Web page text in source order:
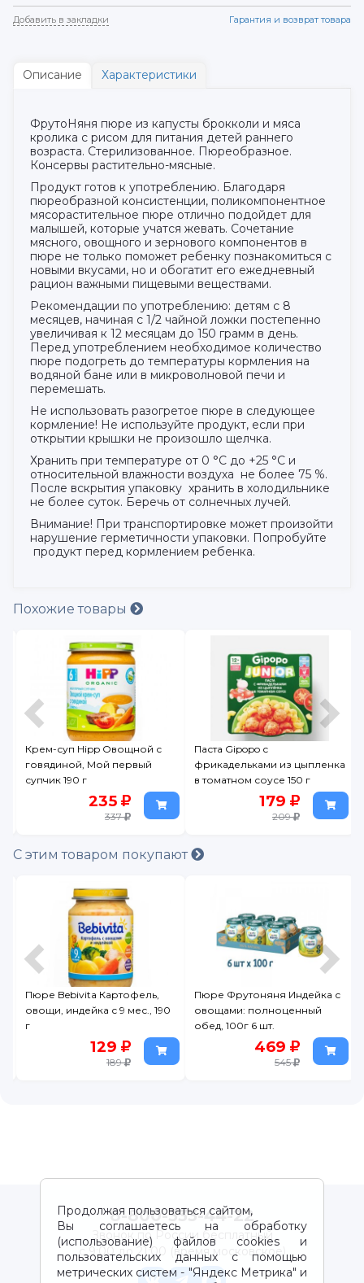
Добавить в закладки Гарантия и возврат товара
Описание Характеристики
ФрутоНяня пюре из капусты брокколи и мяса
кролика с рисом для питания детей раннего
возраста. Стерилизованное. Пюреобразное.
Консервы растительно-мясные.
Продукт готов к употреблению. Благодаря
пюреобразной консистенции, поликомпонентное
мясорастительное пюре отлично подойдет для
малышей, которые учатся жевать. Сочетание
мясного, овощного и зернового компонентов в
пюре не только поможет ребенку познакомиться с
новыми вкусами, но и обогатит его ежедневный
рацион важными пищевыми веществами.
Рекомендации по употреблению: детям с 8
месяцев, начиная с 1/2 чайной ложки постепенно
увеличивая к 12 месяцам до 150 грамм в день.
Перед употреблением необходимое количество
пюре подогреть до температуры кормления на
водяной бане или в микроволновой печи и
перемешать.
Не использовать разогретое пюре в следующее
кормление! Не используйте продукт, если при
открытии крышки не произошло щелчка.
Хранить при температуре от 0 °С до +25 °С и
относительной влажности воздуха не более 75 %.
После вскрытия упаковку хранить в холодильнике
не более суток. Беречь от солнечных лучей.
Внимание! При транспортировке может произойти
нарушение герметичности упаковки. Попробуйте
продукт перед кормлением ребенка.
Похожие товары
Крем-суп Hipp Овощной с
говядиной, Мой первый
супчик 190 г
235
337
Паста Gipopo с
фрикадельками из цыпленка
в томатном соусе 150 г
179
209
С этим товаром покупают
Пюре Bebivita Картофель,
овощи, индейка с 9 мес., 190
г
129
189
Пюре Фрутоняня Индейка с
овощами: полноценный
обед, 100г 6 шт.
469
545
Продолжая пользоваться сайтом,
Вы соглашаетесь на обработку
(использование) файлов cookies и
пользовательских данных с помощью
метрических систем - "Яндекс Метрика" и
8-800-333-44-22
Звонок по России бесплатный
с 9:00 до 21:00 (время московское)